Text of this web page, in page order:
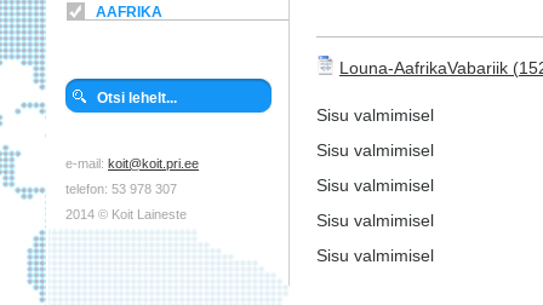
AAFRIKA
e-mail: koit@koit.pri.ee
telefon: 53 978 307
2014 © Koit Laineste
Louna-AafrikaVabariik
Sisu valmimisel
Sisu valmimisel
Sisu valmimisel
Sisu valmimisel
Sisu valmimisel